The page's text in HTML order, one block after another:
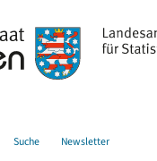
Suche Newsletter